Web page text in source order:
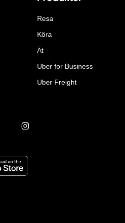
Resa
Köra
Ät
Uber for Business
Uber Freight